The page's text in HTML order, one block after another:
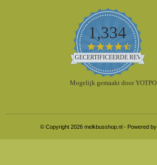
1,334
4.5
star
rating
GECERTIFICEERDE REVIEWS
Mogelijk gemaakt door YOTPO
© Copyright 2026 melkbusshop.nl - Powered by